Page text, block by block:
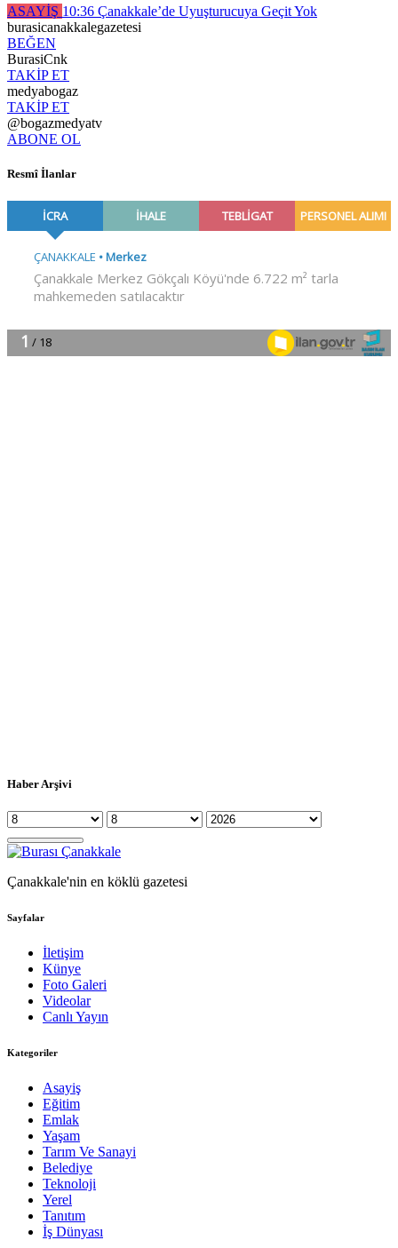
ASAYİŞ 10:36 Çanakkale’de Uyuşturucuya Geçit Yok
burasicanakkalegazetesi
BEĞEN
BurasiCnk
TAKİP ET
medyabogaz
TAKİP ET
@bogazmedyatv
ABONE OL
Resmî İlanlar
Haber Arşivi
Çanakkale'nin en köklü gazetesi
Sayfalar
İletişim
Künye
Foto Galeri
Videolar
Canlı Yayın
Kategoriler
Asayiş
Eğitim
Emlak
Yaşam
Tarım Ve Sanayi
Belediye
Teknoloji
Yerel
Tanıtım
İş Dünyası